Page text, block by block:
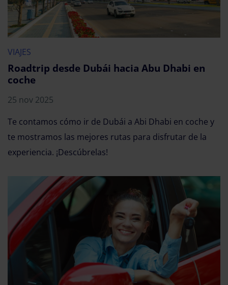
VIAJES
Roadtrip desde Dubái hacia Abu Dhabi en
coche
25 nov 2025
Te contamos cómo ir de Dubái a Abi Dhabi en coche y
te mostramos las mejores rutas para disfrutar de la
experiencia. ¡Descúbrelas!